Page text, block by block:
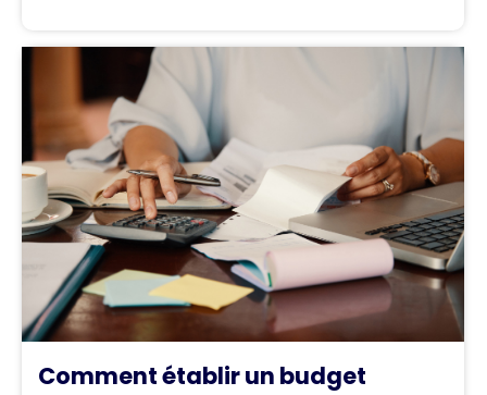
Comment établir un budget